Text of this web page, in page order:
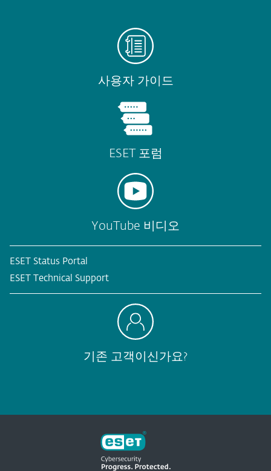
사용자 가이드
ESET 포럼
YouTube 비디오
ESET Status Portal
ESET Technical Support
기존 고객이신가요?